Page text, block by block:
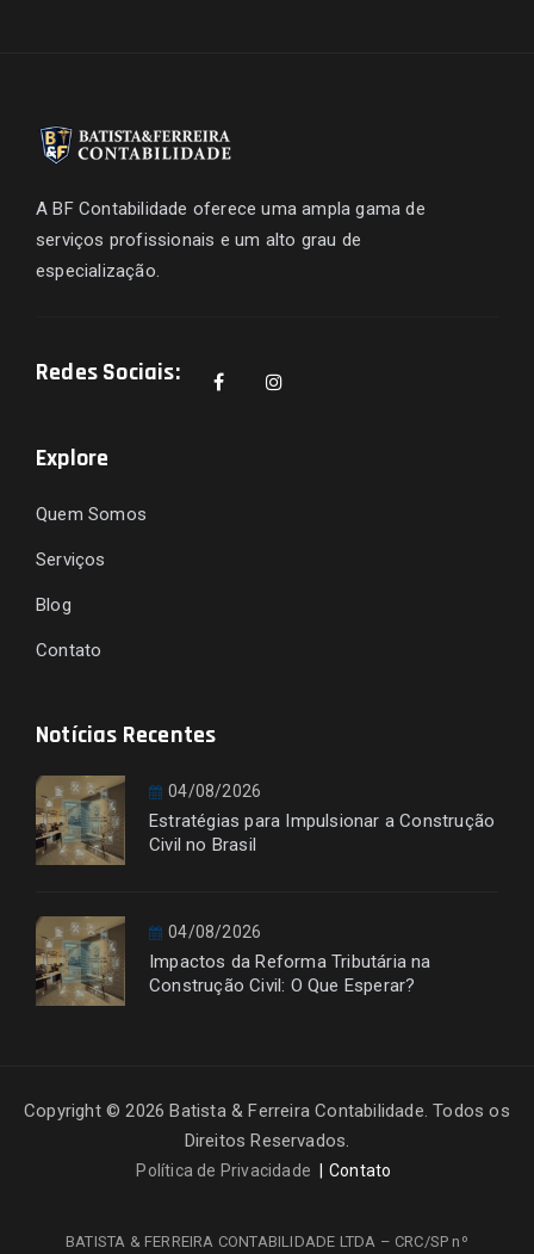
A BF Contabilidade oferece uma ampla gama de
serviços profissionais e um alto grau de
especialização.
Redes Sociais:
Explore
Quem Somos
Serviços
Blog
Contato
Notícias Recentes
04/08/2026
Estratégias para Impulsionar a Construção
Civil no Brasil
04/08/2026
Impactos da Reforma Tributária na
Construção Civil: O Que Esperar?
Copyright © 2026 Batista & Ferreira Contabilidade. Todos os
Direitos Reservados.
Política de Privacidade Contato
BATISTA & FERREIRA CONTABILIDADE LTDA – CRC/SP nº